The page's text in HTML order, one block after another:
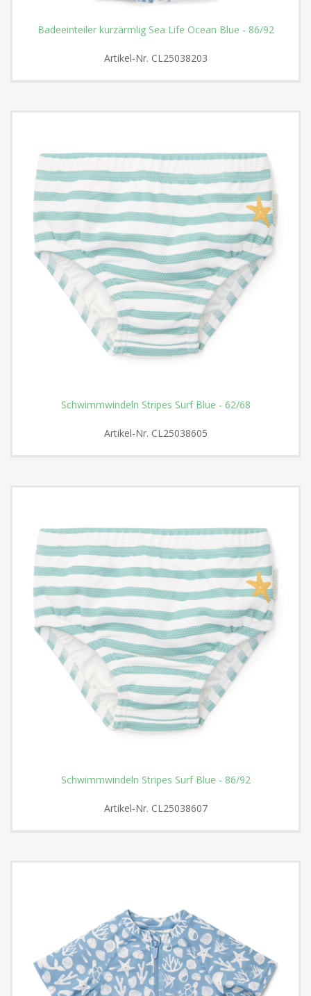
Badeeinteiler kurzärmlig Sea Life Ocean Blue - 86/92
Artikel-Nr. CL25038203
Schwimmwindeln Stripes Surf Blue - 62/68
Artikel-Nr. CL25038605
Schwimmwindeln Stripes Surf Blue - 86/92
Artikel-Nr. CL25038607